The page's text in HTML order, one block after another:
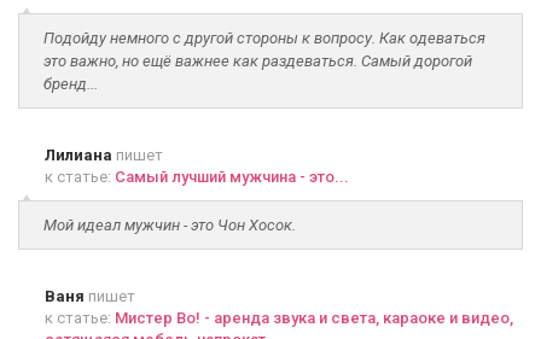
Подойду немного с другой стороны к вопросу. Как одеваться
это важно, но ещё важнее как раздеваться. Самый дорогой
бренд...
Лилиана пишет
к статье: Самый лучший мужчина - это...
Мой идеал мужчин - это Чон Хосок.
Ваня пишет
к статье: Мистер Во! - аренда звука и света, караоке и видео,